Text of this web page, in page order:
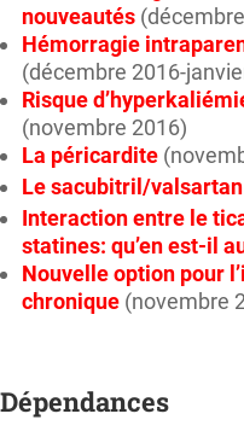
nouveautés
Hémorragie
(décembre 2016-
Risque
(novembre 2016)
La péricardite
Le sacubitril/
Interaction entre le
statines: qu’en est-il
Nouvelle option pour
chronique (novembre
Dépendances